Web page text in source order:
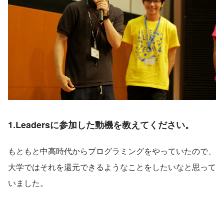
1.Leadersに参加した動機を教えてください。
もともと中高時代からプログラミングをやっていたので、
大学ではそれを還元できるようなことをしたいなと思って
いました。